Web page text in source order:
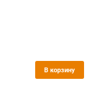
В корзину